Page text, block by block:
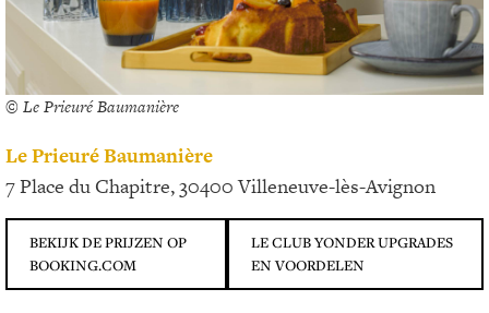
© Le Prieuré Baumanière
Le Prieuré Baumanière
7 Place du Chapitre, 30400 Villeneuve-lès-Avignon
BEKIJK DE PRIJZEN OP
BOOKING.COM
LE CLUB YONDER UPGRADES
EN VOORDELEN